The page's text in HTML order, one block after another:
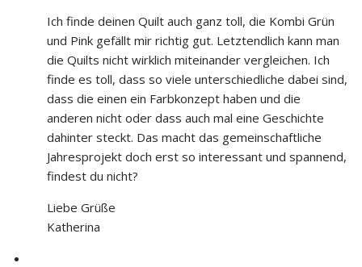
Ich finde deinen Quilt auch ganz toll, die Kombi Grün
und Pink gefällt mir richtig gut. Letztendlich kann man
die Quilts nicht wirklich miteinander vergleichen. Ich
finde es toll, dass so viele unterschiedliche dabei sind,
dass die einen ein Farbkonzept haben und die
anderen nicht oder dass auch mal eine Geschichte
dahinter steckt. Das macht das gemeinschaftliche
Jahresprojekt doch erst so interessant und spannend,
findest du nicht?
Liebe Grüße
Katherina